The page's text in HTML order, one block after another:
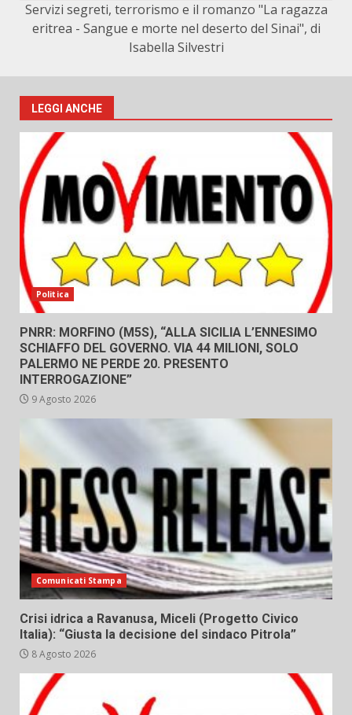
Servizi segreti, terrorismo e il romanzo "La ragazza
eritrea - Sangue e morte nel deserto del Sinai", di
Isabella Silvestri
LEGGI ANCHE
Politica
PNRR: MORFINO (M5S), “ALLA SICILIA L’ENNESIMO
SCHIAFFO DEL GOVERNO. VIA 44 MILIONI, SOLO
PALERMO NE PERDE 20. PRESENTO
INTERROGAZIONE”
9 Agosto 2026
Comunicati Stampa
Crisi idrica a Ravanusa, Miceli (Progetto Civico
Italia): “Giusta la decisione del sindaco Pitrola”
8 Agosto 2026